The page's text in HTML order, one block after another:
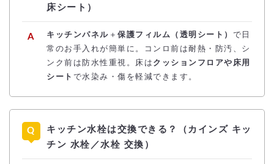
床シート）
キッチンパネル ＋ 保護フィルム（透明シート） で日
常のお手入れが簡単に。コンロ前は耐熱・防汚、シ
ンク前は防水性重視。床は クッションフロアや床用
シート で水染み・傷を軽減できます。
キッチン水栓は交換できる？（カインズ キッ
チン 水栓／水栓 交換）